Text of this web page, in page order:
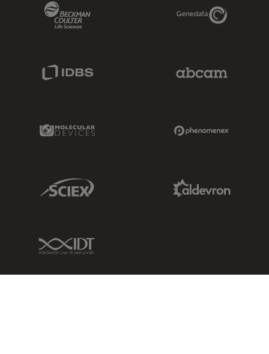
Genedata Link
Molecular Devices Link
Sciex Link
IDT Link